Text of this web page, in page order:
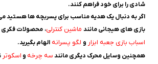
شادی را برای خود فراهم کنند.
اگر به دنبال یک هدیه مناسب برای پسربچه ها هستید می
بازی های هیجانی مانند ماشین کنترلی، محصولات فکری
اسباب بازی جعبه ابزار و لگو پسرانه الهام بگیرید.
همچنین وسایل محرک دیگری مانندسه چرخه و اسکوتر